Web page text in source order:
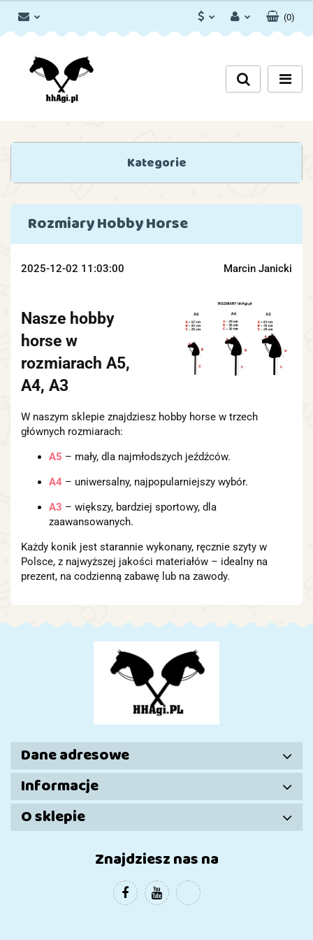
Zarejestruj się
Dodaj zgłoszenie
(0)
Kategorie
Rozmiary Hobby Horse
2025-12-02 11:03:00 Marcin Janicki
Nasze hobby
horse w
rozmiarach A5,
A4, A3
W naszym sklepie znajdziesz hobby horse w trzech
głównych rozmiarach:
A5 – mały, dla najmłodszych jeźdźców.
A4 – uniwersalny, najpopularniejszy wybór.
A3 – większy, bardziej sportowy, dla
zaawansowanych.
Każdy konik jest starannie wykonany, ręcznie szyty w
Polsce, z najwyższej jakości materiałów – idealny na
prezent, na codzienną zabawę lub na zawody.
Dane adresowe
Informacje
O sklepie
Znajdziesz nas na